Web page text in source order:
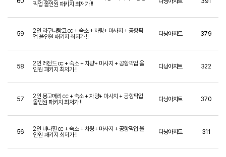
픽업 올인원 패키지 최저가 !!
59
2인 라구나랑코 cc + 숙소 + 차량+ 마사지 + 공항픽
업 올인원 패키지 최저가 !!
다낭아지트 379
58
2인 레전드 cc + 숙소 + 차량+ 마사지 + 공항픽업 올
인원 패키지 최저가 !!
다낭아지트 322
57
2인 몽고메리 cc + 숙소 + 차량+ 마사지 + 공항픽업
올인원 패키지 최저가 !!
다낭아지트 370
56
2인 바나힐 cc + 숙소 + 차량+ 마사지 + 공항픽업 올
인원 패키지 최저가 !!
다낭아지트 311